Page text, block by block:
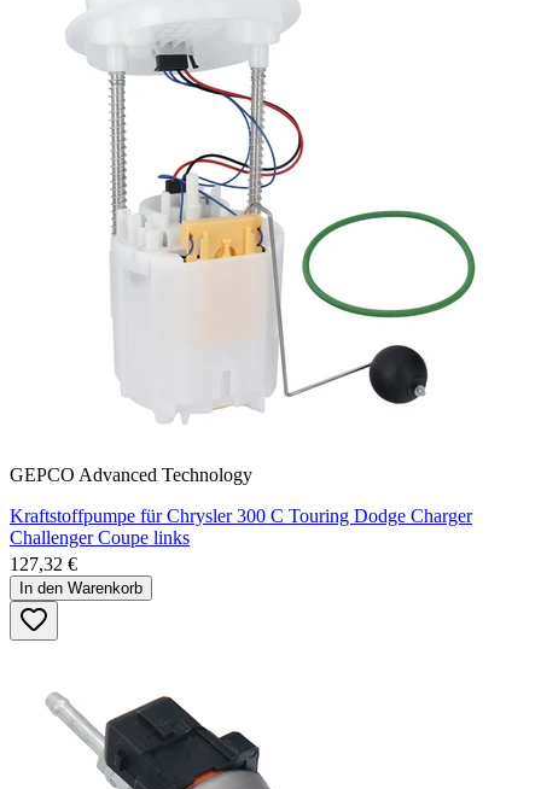
GEPCO Advanced Technology
Kraftstoffpumpe für Chrysler 300 C Touring Dodge Charger
Challenger Coupe links
127,32 €
In den Warenkorb